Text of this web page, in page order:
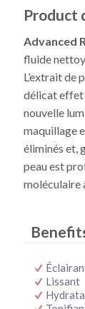
Product
Advanced
fluide
L’extrait de
délicat effet
nouvelle
maquillage
éliminés et,
peau est
moléculaire
Lissant